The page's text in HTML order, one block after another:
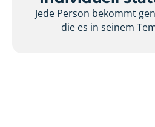
Jede Person bekommt
die es in seinem